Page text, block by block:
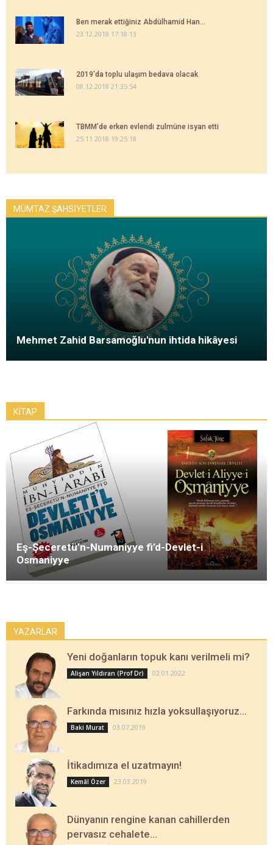
Ben merak ettiğiniz Abdülhamid Han...
23.12.2018 17:18:13
2019'da toplu ulaşım bedava olacak
08.12.2018 21:35:54
TBMM'de erken evlendi zulmüne isyan etti
25.11.2018 19:25:18
MÜMTAZ ŞAHSİYETLER
Mehmet Zahid Barsamoğlu'nun ihtida hikâyesi
KİTAP
Eş-Şeceretü’n-Numaniyye fi’d-Devlet-i
Osmaniyye
YAZARLAR
Yeni doğanların topuk kanı verilmeli mi?
Alişan Yıldıran (Prof Dr) 02.01.2022
Farkında mısınız hızla yoksullaşıyoruz…
Baki Murat 03.07.2019
İtikadımıza el uzatmayın!
Kemâl Özer 23.03.2019
Dünyanın rengine kanan cahillerden
pervasız cehalete…